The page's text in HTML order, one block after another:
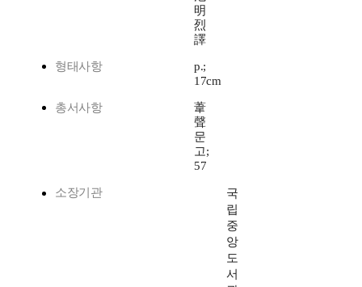
明
烈
譯
형태사항
p.;
17cm
총서사항
葦
聲
문
고;
57
소장기관
국
립
중
앙
도
서